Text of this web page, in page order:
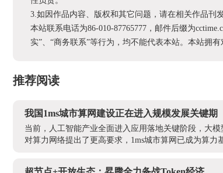
3.如因作品内容、版权和其它问题，请在相关作品刊
本站联系电话为86-010-87765777，邮件后缀为
实”、“商务联系”等行为，均不能代表本站。本站拥有
推荐阅读
我国1ms城市算网建设正在进入规模发展关键期
当前，人工智能产业全面进入应用落地关键阶段，大
对算力网络提出了更高要求，1ms城市算网已成为算力